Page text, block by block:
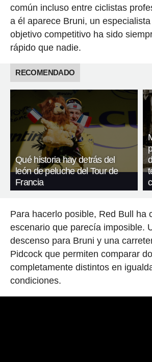
común incluso entre ciclistas
a él aparece Bruni, un
objetivo competitivo ha sido
rápido que nadie.
RECOMENDADO
Qué historia hay detrás del
león de peluche del Tour de
Francia
Para hacerlo posible, Red Bull ha
escenario que parecía imposible.
descenso para Bruni y una
Pidcock que permiten comparar
completamente distintos en
condiciones.